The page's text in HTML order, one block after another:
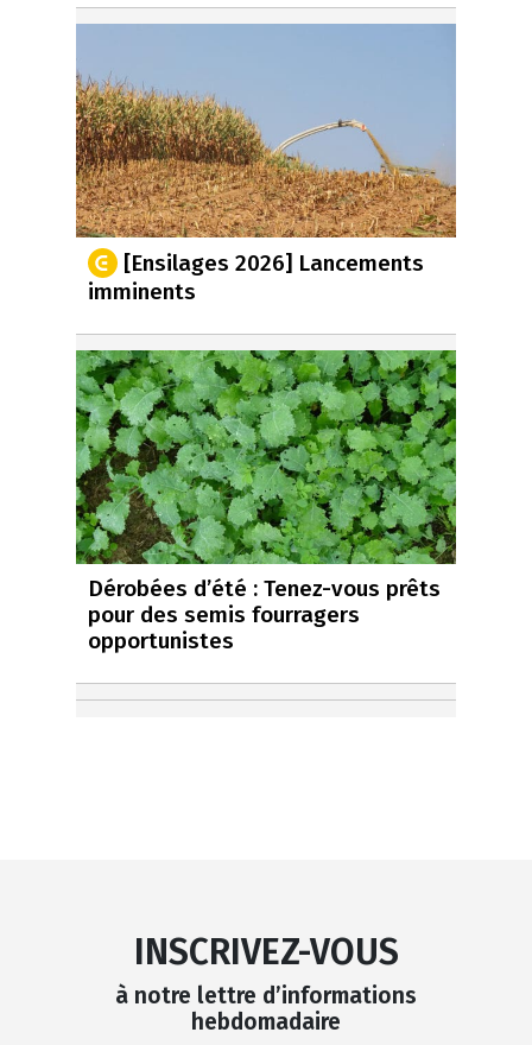
[Ensilages 2026] Lancements
imminents
Dérobées d’été : Tenez-vous prêts
pour des semis fourragers
opportunistes
INSCRIVEZ-VOUS
à notre lettre d’informations
hebdomadaire